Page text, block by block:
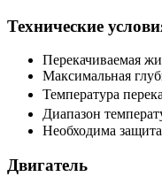
Технические
Перекачиваемая
Максимальная
Температура
Диапазон
Необходима
Двигатель